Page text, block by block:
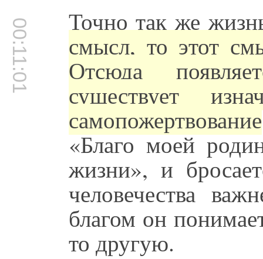
00:11:01 Точно так же
смысл, то этот
Отсюда
существует
самопожертвование
«Благо моей
жизни», и
человечества
благом он
то другую.